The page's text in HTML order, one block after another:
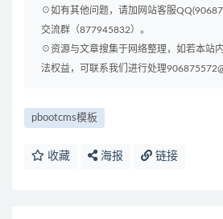
☉如有其他问题，请加网站客服
交流群（877945832）。
☉资源与文章搜集于网络整理，如若本站
法权益，可联系我们进行处理
pbootcms模板
收藏 海报 链接